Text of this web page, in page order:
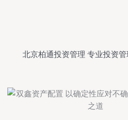
北京柏通投资管理 专业投资